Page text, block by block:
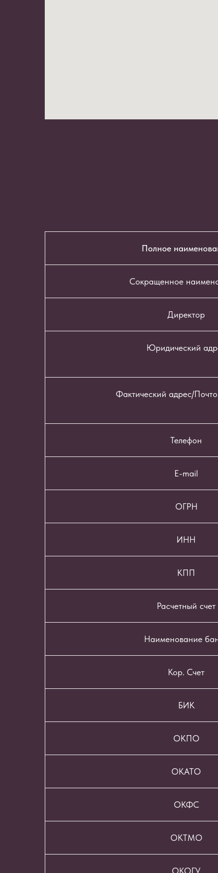
Полное
Сокращенное
Директор
Юридический
Фактический адрес/
Телефон
E-mail
ОГРН
ИНН
КПП
Расчетный счет
Наименование
Кор. Счет
БИК
ОКПО
ОКАТО
ОКФС
ОКТМО
ОКОГУ